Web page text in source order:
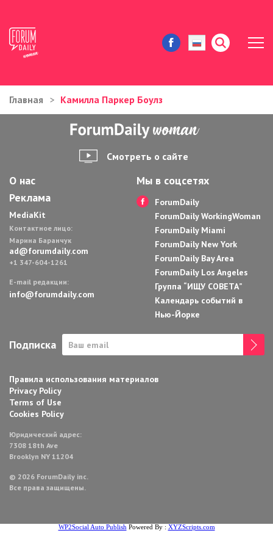
ИММИГРАЦИЯ В США
АВТОРСКИЕ КОЛОНКИ
ЗДОРОВЬЕ И КРАСОТА
ДОМ И ЕДА
Главная Камилла Паркер Боулз
Смотреть о сайте
О нас
Реклама
MediaKit
Контактное лицо:
Марина Баранчук
ad@forumdaily.com
+1 347-604-1261
E-mail редакции:
info@forumdaily.com
Мы в соцсетях
ForumDaily
ForumDaily WorkingWoman
ForumDaily Miami
ForumDaily New York
ForumDaily Bay Area
ForumDaily Los Angeles
Группа “ИЩУ СОВЕТА”
Календарь событий в
Нью-Йорке
Подписка
Правила использования материалов
Privacy Policy
Terms of Use
Cookies Policy
Юридический адрес:
7308 18th Ave
Brooklyn NY 11204
© 2026 ForumDaily inc.
Все права защищены.
WP2Social Auto Publish Powered By : XYZScripts.com